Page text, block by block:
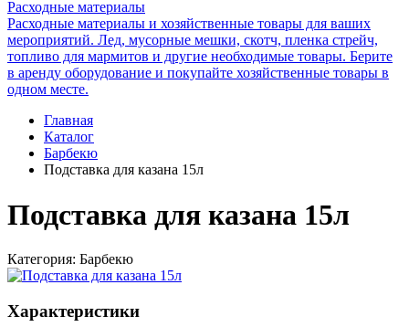
Расходные материалы
Расходные материалы и хозяйственные товары для ваших
мероприятий. Лед, мусорные мешки, скотч, пленка стрейч,
топливо для мармитов и другие необходимые товары. Берите
в аренду оборудование и покупайте хозяйственные товары в
одном месте.
Главная
Каталог
Барбекю
Подставка для казана 15л
Подставка для казана 15л
Категория: Барбекю
Характеристики